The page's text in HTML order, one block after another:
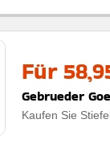
Für
Gebrueder
Kaufen Sie